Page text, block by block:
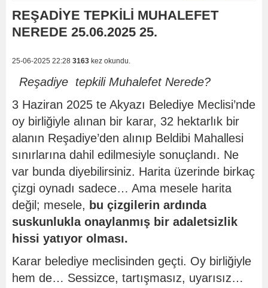
REŞADİYE TEPKİLİ MUHALEFET
NEREDE 25.06.2025 25.
25-06-2025 22:28 3163 kez okundu.
Reşadiye tepkili Muhalefet Nerede?
3 Haziran 2025 te Akyazı Belediye Meclisi’nde
oy birliğiyle alınan bir karar, 32 hektarlık bir
alanın Reşadiye’den alınıp Beldibi Mahallesi
sınırlarına dahil edilmesiyle sonuçlandı. Ne
var bunda diyebilirsiniz. Harita üzerinde birkaç
çizgi oynadı sadece… Ama mesele harita
değil; mesele, bu çizgilerin ardında
suskunlukla onaylanmış bir adaletsizlik
hissi yatıyor olması.
Karar belediye meclisinden geçti. Oy birliğiyle
hem de… Sessizce, tartışmasız, uyarısız…